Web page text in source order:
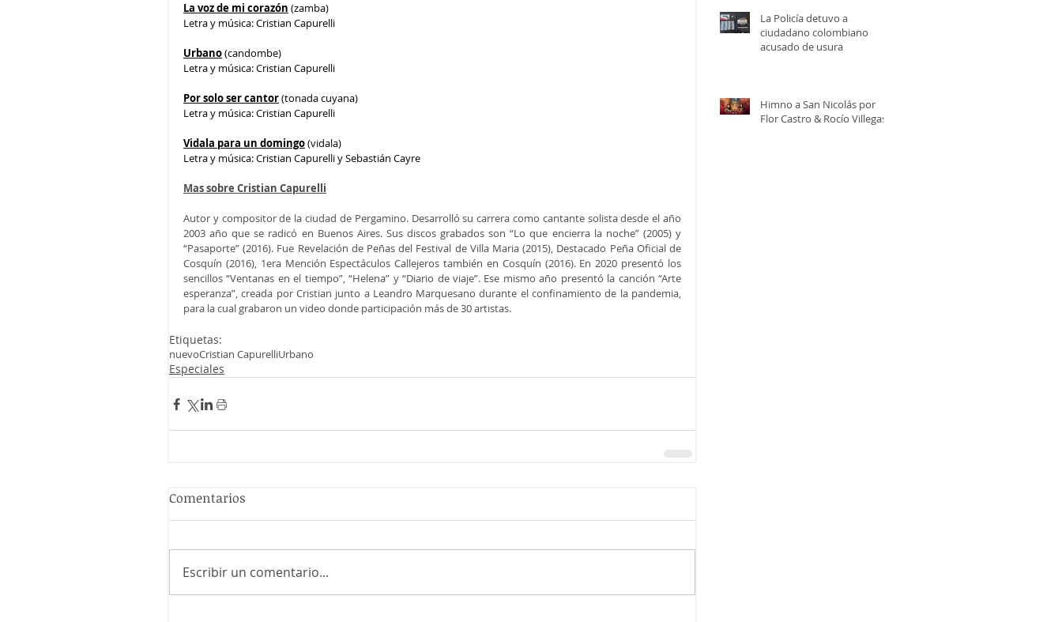
La voz de mi corazón (zamba)
Letra y música: Cristian Capurelli
Urbano (candombe)
Letra y música: Cristian Capurelli
Por solo ser cantor (tonada cuyana)
Letra y música: Cristian Capurelli
Vidala para un domingo(vidala)
Letra y música: Cristian Capurelli y Sebastián Cayre
Mas sobre Cristian Capurelli
Autor y compositor de la ciudad de Pergamino. Desarrolló su carrera como cantante solista desde el año
2003 año que se radicó en Buenos Aires. Sus discos grabados son “Lo que encierra la noche” (2005) y
“Pasaporte” (2016). Fue Revelación de Peñas del Festival de Villa Maria (2015), Destacado Peña Oficial de
Cosquín (2016), 1era Mención Espectáculos Callejeros también en Cosquín (2016). En 2020 presentó los
sencillos “Ventanas en el tiempo”, “Helena” y “Diario de viaje”. Ese mismo año presentó la canción “Arte
esperanza”, creada por Cristian junto a Leandro Marquesano durante el confinamiento de la pandemia,
para la cual grabaron un video donde participación más de 30 artistas.
Etiquetas:
nuevoCristian CapurelliUrbano
Especiales
Comentarios
Escribir un comentario...
La Policía detuvo a
ciudadano colombiano
acusado de usura
Himno a San Nicolás por
Flor Castro & Rocío Villegas